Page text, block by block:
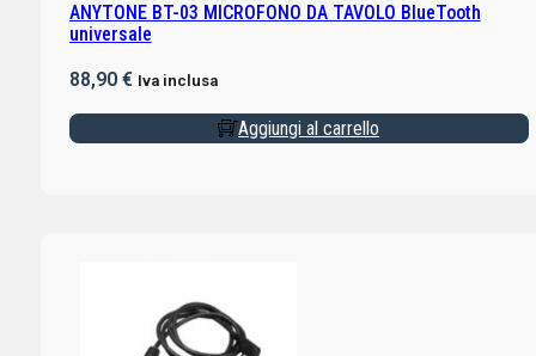
ANYTONE BT-03 MICROFONO DA TAVOLO BlueTooth
universale
88,90 € Iva inclusa
Aggiungi al carrello